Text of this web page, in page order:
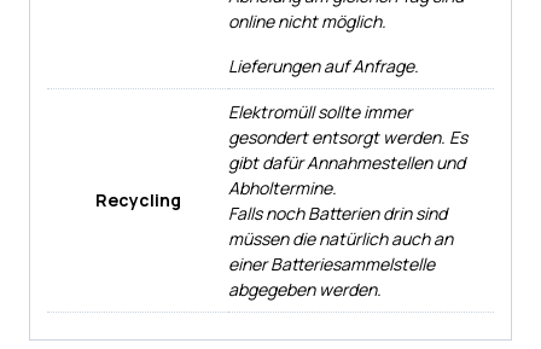
online nicht möglich.
Lieferungen auf Anfrage.
Recycling
Elektromüll sollte immer
gesondert entsorgt werden. Es
gibt dafür Annahmestellen und
Abholtermine.
Falls noch Batterien drin sind
müssen die natürlich auch an
einer Batteriesammelstelle
abgegeben werden.